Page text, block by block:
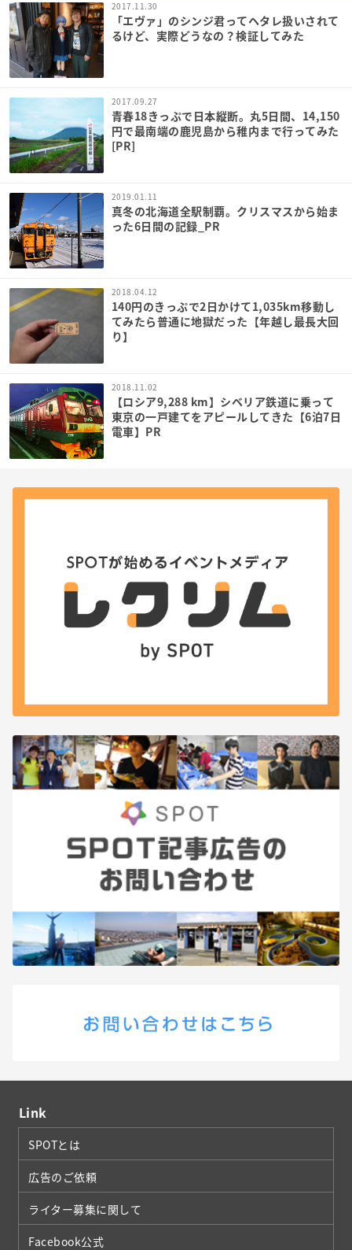
2017.11.30
「エヴァ」のシンジ君ってヘタレ扱いされて
るけど、実際どうなの？検証してみた
2017.09.27
青春18きっぷで日本縦断。丸5日間、14,150
円で最南端の鹿児島から稚内まで行ってみた
[PR]
2019.01.11
真冬の北海道全駅制覇。クリスマスから始ま
った6日間の記録_PR
2018.04.12
140円のきっぷで2日かけて1,035km移動し
てみたら普通に地獄だった【年越し最長大回
り】
2018.11.02
【ロシア9,288 km】シベリア鉄道に乗って
東京の一戸建てをアピールしてきた【6泊7日
電車】PR
Link
SPOTとは
広告のご依頼
ライター募集に関して
Facebook公式